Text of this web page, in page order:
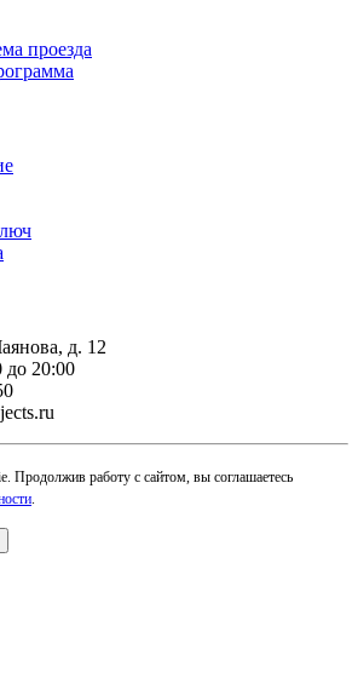
проезда
д. 12
до 20:00
Продолжив работу с сайтом, вы соглашаетесь
.